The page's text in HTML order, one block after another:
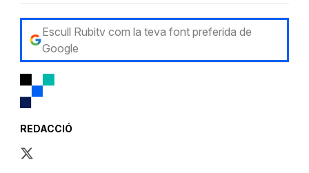
Escull Rubitv com la teva font preferida de
Google
REDACCIÓ